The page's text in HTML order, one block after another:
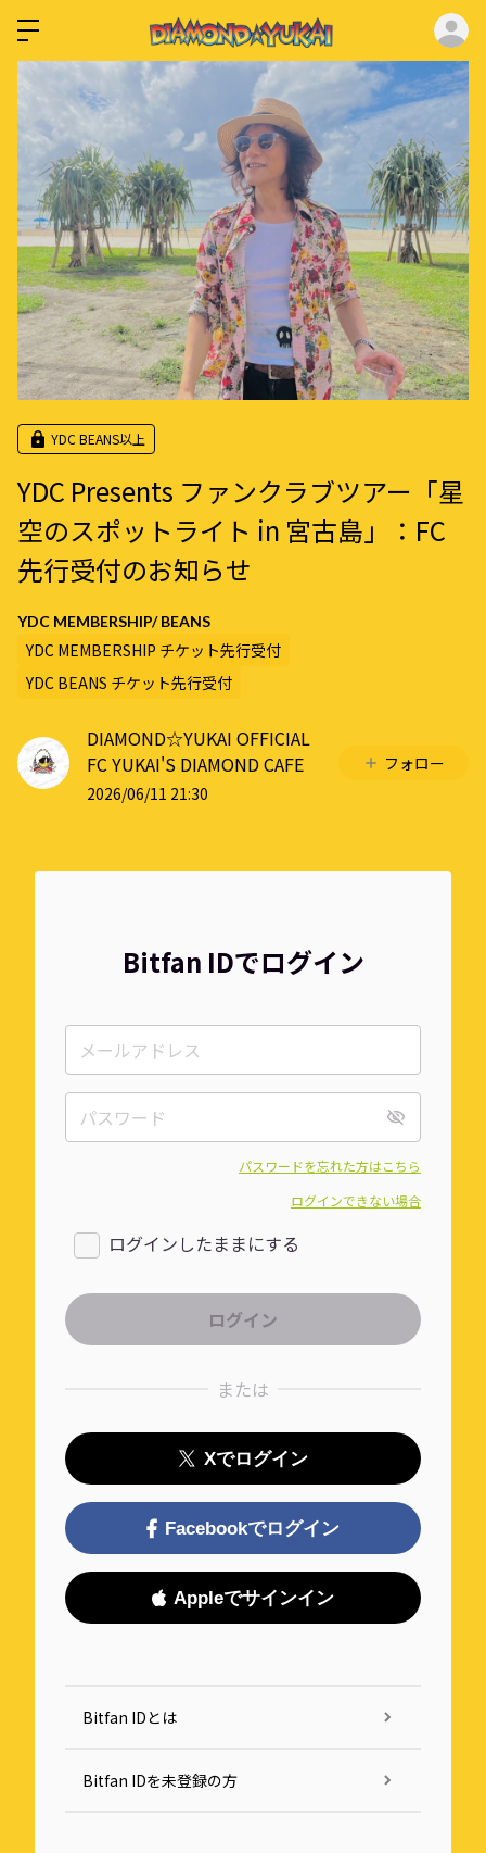
YDC BEANS以上
YDC Presents ファンクラブツアー「星
空のスポットライト in 宮古島」：FC
先行受付のお知らせ
YDC MEMBERSHIP/ BEANS
YDC MEMBERSHIP チケット先行受付
YDC BEANS チケット先行受付
DIAMOND☆YUKAI OFFICIAL
FC YUKAI'S DIAMOND CAFE
2026/06/11 21:30
フォロー
Bitfan IDでログイン
パスワードを忘れた方はこちら
ログインできない場合
ログインしたままにする
または
Xでログイン
Facebookでログイン
Appleでサインイン
Bitfan IDとは
Bitfan IDを未登録の方